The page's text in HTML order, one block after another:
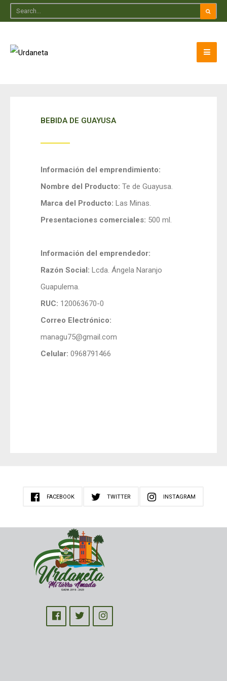
BEBIDA DE GUAYUSA
Información del emprendimiento:
Nombre del Producto: Te de Guayusa.
Marca del Producto: Las Minas.
Presentaciones comerciales: 500 ml.
Información del emprendedor:
Razón Social: Lcda. Ángela Naranjo
Guapulema.
RUC: 120063670-0
Correo Electrónico:
managu75@gmail.com
Celular: 0968791466
FACEBOOK TWITTER INSTAGRAM